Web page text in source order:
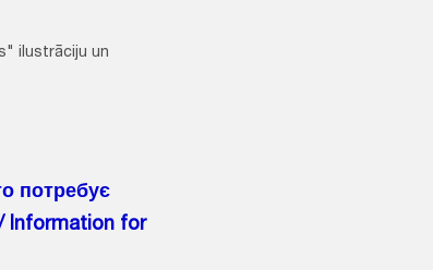
ilustrāciju un
потребує
Information for